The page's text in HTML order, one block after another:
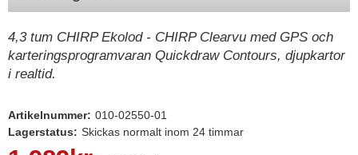
Varta - Batterier
Victron - Batteriladdare
Webasto - Dieselvärmare
4,3 tum CHIRP Ekolod - CHIRP Clearvu med GPS och
karteringsprogramvaran Quickdraw Contours, djupkartor
i realtid.
Artikelnummer: 010-02550-01
Lagerstatus: Skickas normalt inom 24 timmar